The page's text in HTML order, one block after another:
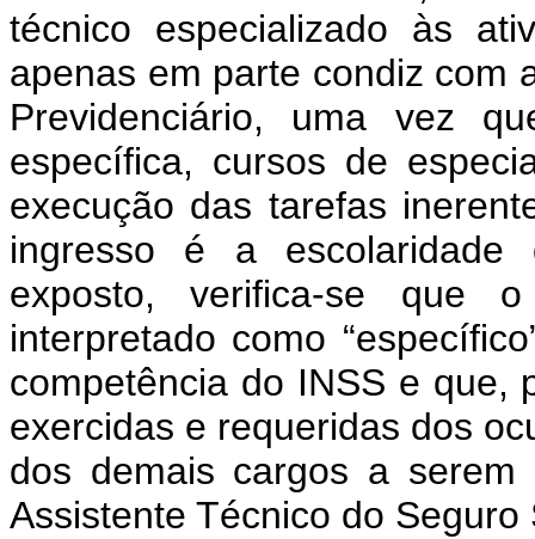
técnico especializado às
apenas em parte condiz com
Previdenciário, uma vez
específica, cursos de
execução das tarefas
ingresso é a
exposto, verifica-se que
interpretado como
competência do INSS e que,
exercidas e requeridas dos
dos demais cargos a
Assistente Técnico do